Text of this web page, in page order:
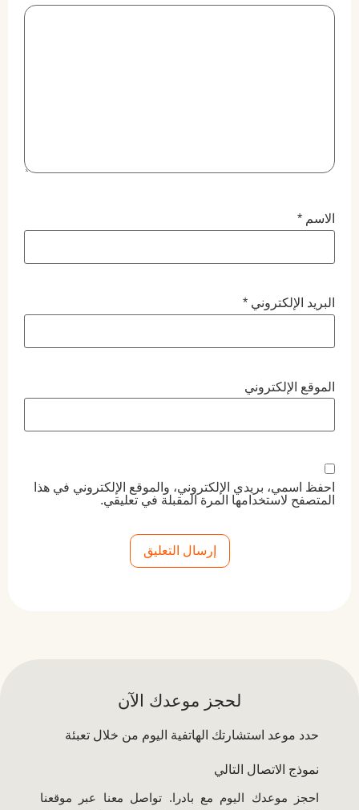
الاسم *
البريد الإلكتروني *
الموقع الإلكتروني
احفظ اسمي، بريدي الإلكتروني، والموقع الإلكتروني في هذا
المتصفح لاستخدامها المرة المقبلة في تعليقي.
لحجز موعدك الآن
حدد موعد استشارتك الهاتفية اليوم من خلال تعبئة
نموذج الاتصال التالي
احجز موعدك اليوم مع بادرا. تواصل معنا عبر موقعنا